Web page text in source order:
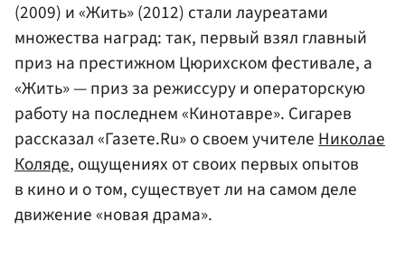
(2009) и «Жить» (2012) стали лауреатами
множества наград: так, первый взял главный
приз на престижном Цюрихском фестивале, а
«Жить» — приз за режиссуру и операторскую
работу на последнем «Кинотавре». Сигарев
рассказал «Газете.Ru» о своем учителеНиколае
Коляде, ощущениях от своих первых опытов
в кино и о том, существует ли на самом деле
движение «новая драма».